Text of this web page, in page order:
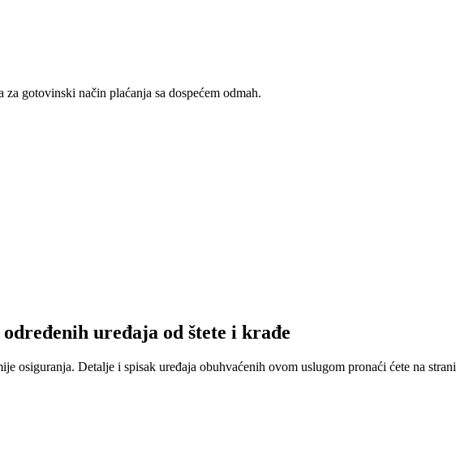
gotovinski način plaćanja sa dospećem odmah.
uređaja od štete i krađe
osiguranja. Detalje i spisak uređaja obuhvaćenih ovom uslugom pronaći ćete na strani